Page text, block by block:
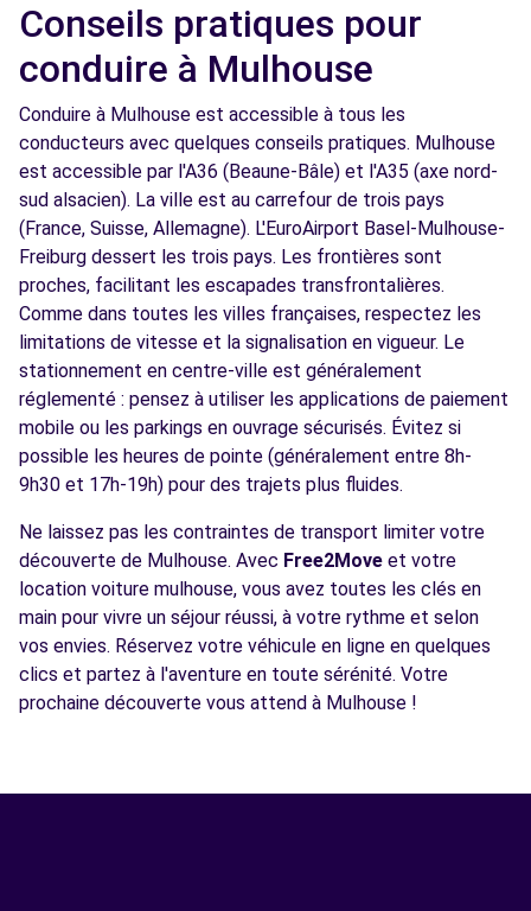
Conseils pratiques pour
conduire à Mulhouse
Conduire à Mulhouse est accessible à tous les
conducteurs avec quelques conseils pratiques. Mulhouse
est accessible par l'A36 (Beaune-Bâle) et l'A35 (axe nord-
sud alsacien). La ville est au carrefour de trois pays
(France, Suisse, Allemagne). L'EuroAirport Basel-Mulhouse-
Freiburg dessert les trois pays. Les frontières sont
proches, facilitant les escapades transfrontalières.
Comme dans toutes les villes françaises, respectez les
limitations de vitesse et la signalisation en vigueur. Le
stationnement en centre-ville est généralement
réglementé : pensez à utiliser les applications de paiement
mobile ou les parkings en ouvrage sécurisés. Évitez si
possible les heures de pointe (généralement entre 8h-
9h30 et 17h-19h) pour des trajets plus fluides.
Ne laissez pas les contraintes de transport limiter votre
découverte de Mulhouse. Avec Free2Move et votre
location voiture mulhouse, vous avez toutes les clés en
main pour vivre un séjour réussi, à votre rythme et selon
vos envies. Réservez votre véhicule en ligne en quelques
clics et partez à l'aventure en toute sérénité. Votre
prochaine découverte vous attend à Mulhouse !